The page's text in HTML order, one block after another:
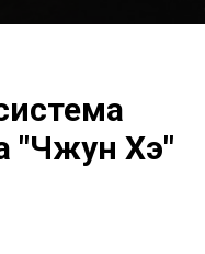
"Чжун Хэ"